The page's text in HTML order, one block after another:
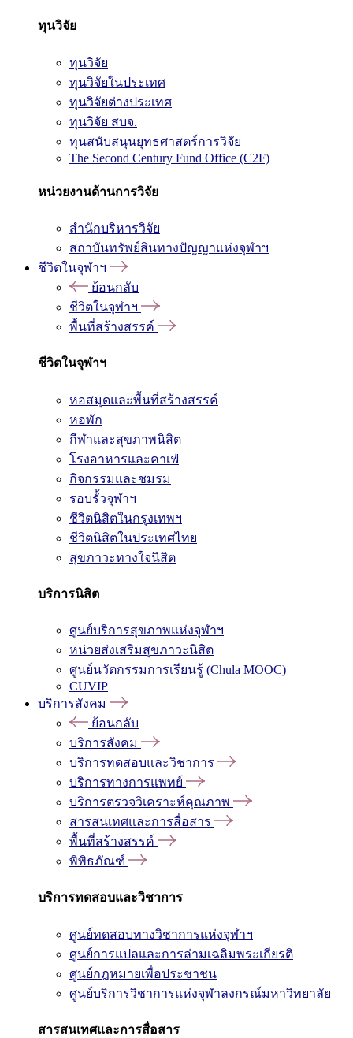
ทุนวิจัย
ทุนวิจัย
ทุนวิจัยในประเทศ
ทุนวิจัยต่างประเทศ
ทุนวิจัย สบจ.
ทุนสนับสนุนยุทธศาสตร์การวิจัย
The Second Century Fund Office (C2F)
หน่วยงานด้านการวิจัย
สำนักบริหารวิจัย
สถาบันทรัพย์สินทางปัญญาแห่งจุฬาฯ
ชีวิตในจุฬาฯ
ย้อนกลับ
ชีวิตในจุฬาฯ
พื้นที่สร้างสรรค์
ชีวิตในจุฬาฯ
หอสมุดและพื้นที่สร้างสรรค์
หอพัก
กีฬาและสุขภาพนิสิต
โรงอาหารและคาเฟ่
กิจกรรมและชมรม
รอบรั้วจุฬาฯ
ชีวิตนิสิตในกรุงเทพฯ
ชีวิตนิสิตในประเทศไทย
สุขภาวะทางใจนิสิต
บริการนิสิต
ศูนย์บริการสุขภาพแห่งจุฬาฯ
หน่วยส่งเสริมสุขภาวะนิสิต
ศูนย์นวัตกรรมการเรียนรู้ (Chula MOOC)
CUVIP
บริการสังคม
ย้อนกลับ
บริการสังคม
บริการทดสอบและวิชาการ
บริการทางการแพทย์
บริการตรวจวิเคราะห์คุณภาพ
สารสนเทศและการสื่อสาร
พื้นที่สร้างสรรค์
พิพิธภัณฑ์
บริการทดสอบและวิชาการ
ศูนย์ทดสอบทางวิชาการแห่งจุฬาฯ
ศูนย์การแปลและการล่ามเฉลิมพระเกียรติ
ศูนย์กฎหมายเพื่อประชาชน
ศูนย์บริการวิชาการแห่งจุฬาลงกรณ์มหาวิทยาลัย
สารสนเทศและการสื่อสาร